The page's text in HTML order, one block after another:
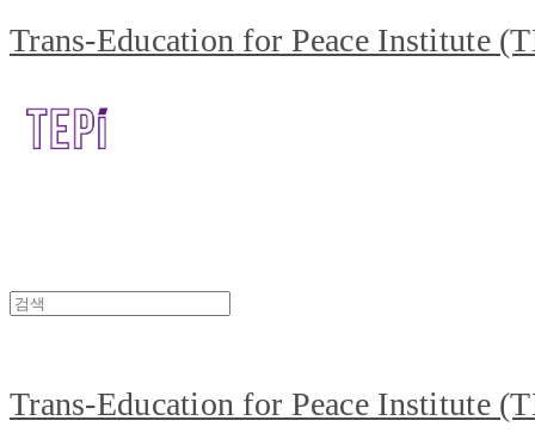
Trans-Education for Peace Institute
Trans-Education for Peace Institute